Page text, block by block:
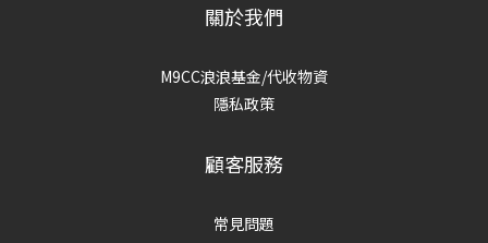
關於我們
M9CC浪浪基金/代收物資
隱私政策
顧客服務
常見問題